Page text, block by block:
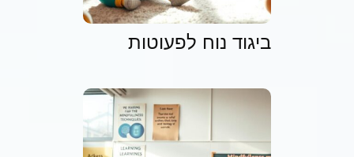
ביגוד נוח לפעוטות